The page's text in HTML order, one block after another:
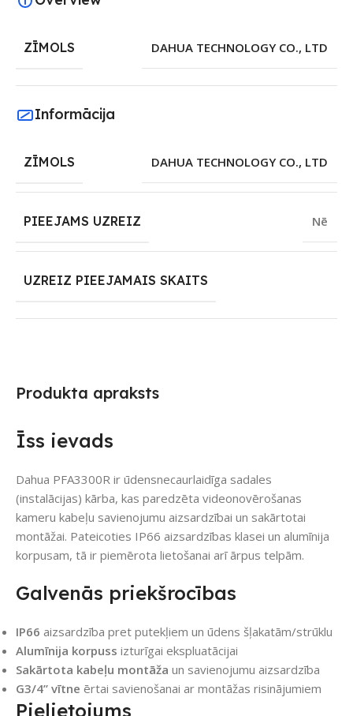
Produkta apraksts
Īss ievads
Dahua PFA3300R ir ūdensnecaurlaidīga sadales
(instalācijas) kārba, kas paredzēta videonovērošanas
kameru kabeļu savienojumu aizsardzībai un sakārtotai
montāžai. Pateicoties IP66 aizsardzības klasei un alumīnija
korpusam, tā ir piemērota lietošanai arī ārpus telpām.
Galvenās priekšrocības
IP66 aizsardzība pret putekļiem un ūdens šļakatām/strūklu
Alumīnija korpuss izturīgai ekspluatācijai
Sakārtota kabeļu montāža un savienojumu aizsardzība
G3/4” vītne ērtai savienošanai ar montāžas risinājumiem
Pielietojums
ZĪMOLS DAHUA TECHNOLOGY CO., LTD
Informācija
ZĪMOLS DAHUA TECHNOLOGY CO., LTD
PIEEJAMS UZREIZ Nē
UZREIZ PIEEJAMAIS SKAITS